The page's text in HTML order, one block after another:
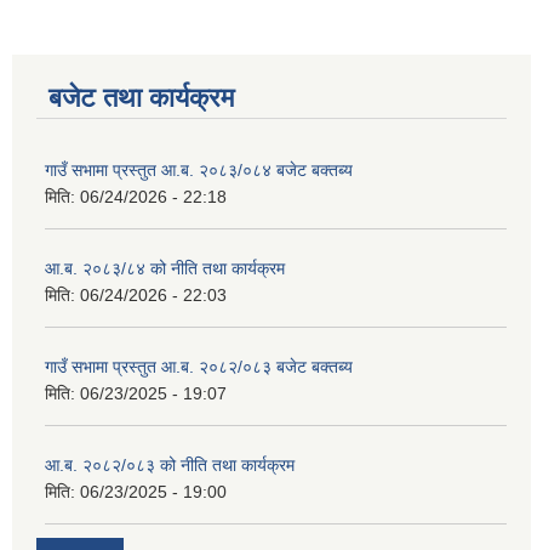
बजेट तथा कार्यक्रम
गाउँ सभामा प्रस्तुत आ.ब. २०८३/०८४ बजेट बक्तब्य
मिति: 06/24/2026 - 22:18
आ.ब. २०८३/८४ को नीति तथा कार्यक्रम
मिति: 06/24/2026 - 22:03
गाउँ सभामा प्रस्तुत आ.ब. २०८२/०८३ बजेट बक्तब्य
मिति: 06/23/2025 - 19:07
आ.ब. २०८२/०८३ को नीति तथा कार्यक्रम
मिति: 06/23/2025 - 19:00